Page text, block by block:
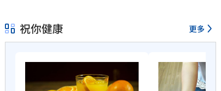
祝你健康 更多